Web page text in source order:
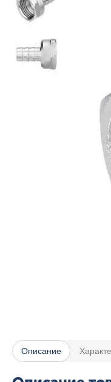
цена
последней
Описание